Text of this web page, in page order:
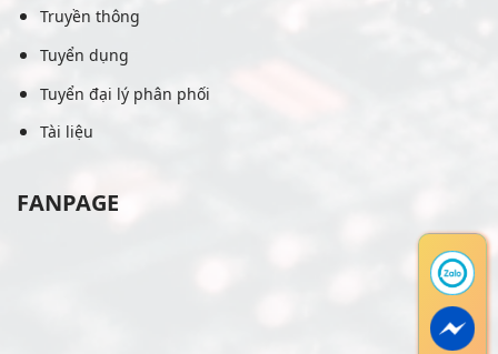
Truyền thông
Tuyển dụng
Tuyển đại lý phân phối
Tài liệu
FANPAGE